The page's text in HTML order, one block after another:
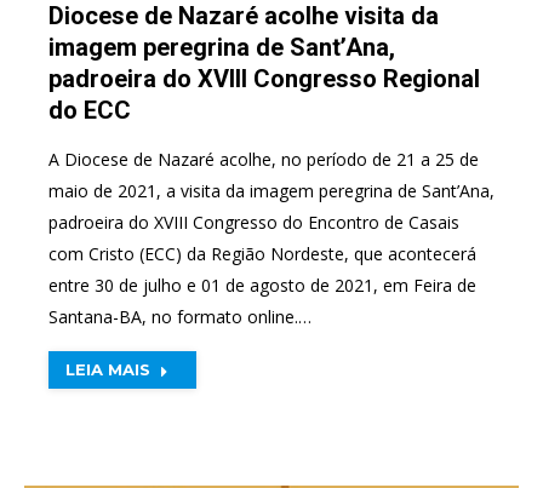
Diocese de Nazaré acolhe visita da
imagem peregrina de Sant’Ana,
padroeira do XVIII Congresso Regional
do ECC
A Diocese de Nazaré acolhe, no período de 21 a 25 de
maio de 2021, a visita da imagem peregrina de Sant’Ana,
padroeira do XVIII Congresso do Encontro de Casais
com Cristo (ECC) da Região Nordeste, que acontecerá
entre 30 de julho e 01 de agosto de 2021, em Feira de
Santana-BA, no formato online.…
LEIA MAIS